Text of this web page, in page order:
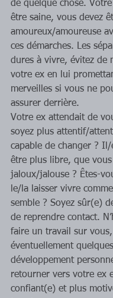
de quelque chose.
être saine, vous devez
amoureux/amoureuse
ces démarches. Les
dures à vivre, évitez de
votre ex en lui
merveilles si vous ne
assurer derrière.
Votre ex attendait de
soyez plus attentif/
capable de changer ?
être plus libre, que
jaloux/jalouse ? Êtes-
le/la laisser vivre
semble ? Soyez sûr(e)
de reprendre contact.
faire un travail sur
éventuellement
développement
retourner vers votre ex
confiant(e) et plus